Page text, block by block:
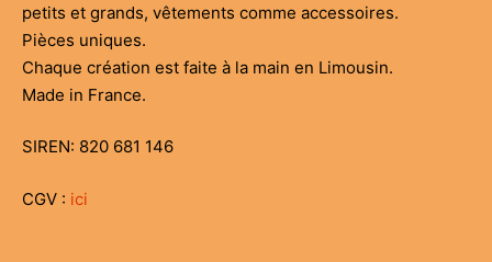
petits et grands, vêtements comme accessoires.
Pièces uniques.
Chaque création est faite à la main en Limousin.
Made in France.
SIREN: 820 681 146
CGV : ici